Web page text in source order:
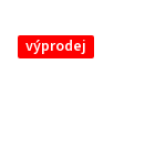
výprodej